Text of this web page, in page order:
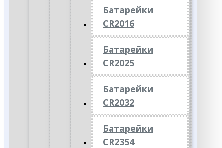
Батарейки
CR2016
Батарейки
CR2025
Батарейки
CR2032
Батарейки
CR2354